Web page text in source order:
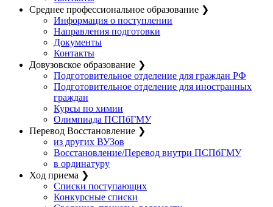
Среднее профессиональное образование ❯
Информация о поступлении
Направления подготовки
Документы
Контакты
Довузовское образование ❯
Подготовительное отделение для граждан РФ
Подготовительное отделение для иностранных
граждан
Курсы по химии
Олимпиада ПСПбГМУ
Перевод Восстановление ❯
из других ВУЗов
Восстановление/Перевод внутри ПСПбГМУ
в ординатуру
Ход приема ❯
Списки поступающих
Конкурсные списки